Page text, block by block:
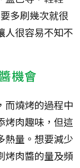
多刷幾次就很
人很容易不知不
機會
而燒烤的過程中
烤肉趣味，但這
熱量。想要減少
烤肉醬的量及頻